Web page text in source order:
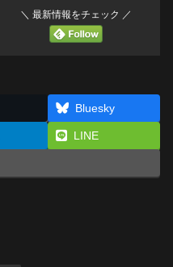
＼ 最新情報をチェック ／
Bluesky
LINE